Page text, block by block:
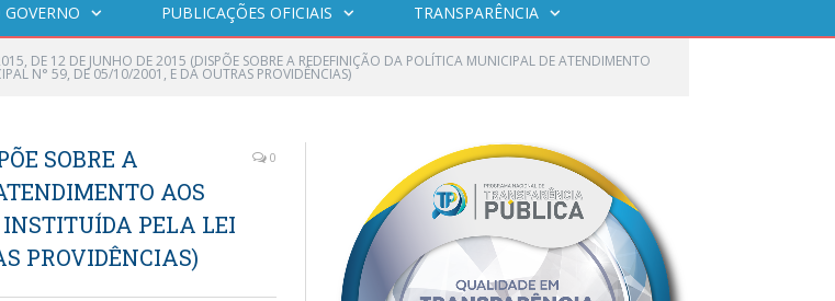
GOVERNO PUBLICAÇÕES OFICIAIS TRANSPARÊNCIA
DE 12 DE JUNHO DE 2015 (DISPÕE SOBRE A REDEFINIÇÃO DA POLÍTICA MUNICIPAL DE ATENDIMENTO
N° 59, DE 05/10/2001, E DÁ OUTRAS PROVIDÊNCIAS)
SOBRE A
AOS
INSTITUÍDA PELA LEI
PROVIDÊNCIAS)
0